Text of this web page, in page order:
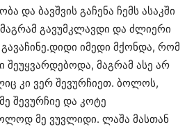
და ბავშვის გაჩენა ჩემს ასაკში
გავუმკლავდი და ძლიერი
იმედი მქონდა, რომ
შეუყვარდებოდა, მაგრამ ასე არ
კი ვერ შევურჩიეთ. ბოლოს,
შევურჩიე და კოტე
მე ვუვლიდი. ლაშა მასთან